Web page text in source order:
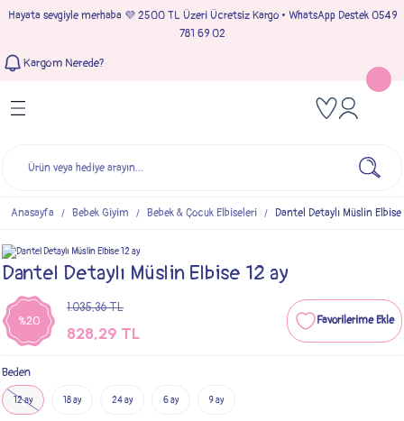
Hayata sevgiyle merhaba 💜 2500 TL Üzeri Ücretsiz Kargo • WhatsApp Destek 0549
781 69 02
Kargom Nerede?
Geri Dön
Geri Dön
Geri Dön
Geri Dön
Anasayfa Bebek Giyim Bebek & Çocuk Elbiseleri Dantel Detaylı Müslin Elbise
Dantel Detaylı Müslin Elbise 12 ay
%20
1.035,36 TL
828,29 TL
Beden
12 ay 18 ay 24 ay 6 ay 9 ay